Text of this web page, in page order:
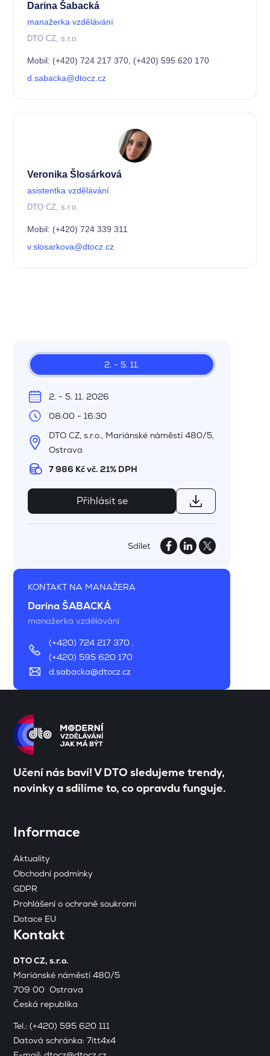
Darina Šabacká
manažerka vzdělávání
DTO CZ, s.r.o.
Mobil: (+420) 724 217 370, (+420) 595 620 170
d.sabacka@dtocz.cz
Veronika Šlosárková
asistentka vzdělávání
DTO CZ, s.r.o.
Mobil: (+420) 724 339 311
v.slosarkova@dtocz.cz
2. - 5. 11.
2. - 5. 11. 2026
08:00 - 16:30
DTO CZ, s.r.o., Mariánské náměstí 480/5,
Ostrava
7 986 Kč vč. 21% DPH
Přihlásit se
Sdílet
KONTAKT NA MANAŽERA
Darina ŠABACKÁ
manažerka vzdělávání
(+420) 724 217 370 ,
(+420) 595 620 170
d.sabacka@dtocz.cz
Učení nás baví! V DTO sledujeme trendy,
novinky a sdílíme to, co opravdu funguje.
Informace
Aktuality
Obchodní podmínky
GDPR
Prohlášení o ochraně soukromí
Dotace EU
Kontakt
DTO CZ, s.r.o.
Mariánské náměstí 480/5
709 00 Ostrava
Česká republika
Tel.:(+420) 595 620 111
Datová schránka: 7itt4x4